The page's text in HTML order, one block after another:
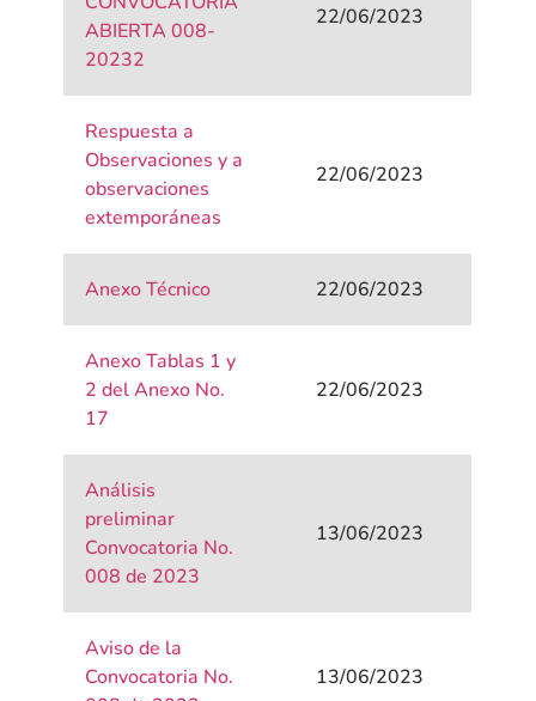
ABIERTA 008-
20232
22/06/2023
Respuesta a
Observaciones y a
observaciones
extemporáneas
22/06/2023
Anexo Técnico 22/06/2023
Anexo Tablas 1 y
2 del Anexo No.
17
22/06/2023
Análisis
preliminar
Convocatoria No.
008 de 2023
13/06/2023
Aviso de la
Convocatoria No.
13/06/2023